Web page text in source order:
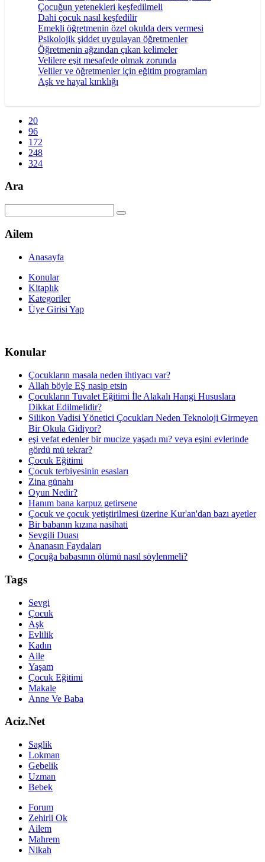
Çocuğun yetenekleri keşfedilmeli
Dahi çocuk nasıl keşfedilir
Emekli öğretmenin özel okulda ders vermesi
Psikolojik şiddet uygulayan öğretmenler
Öğretmenin ağzından çıkan kelimeler
Velilere eşit mesafede olmak zorunda
Veliler ve öğretmenler için eğitim programları
Aşk ve hayal kırıklığı
20
96
172
248
324
Ara
Ailem
Anasayfa
Konular
Kitaplık
Kategoriler
Üye Girisi Yap
Konular
Çocukların masala neden ihtiyacı var?
Allah böyle EŞ nasip etsin
Çocukların Tuvalet Eğitimi İle Alakalı Hangi Hususlara
Dikkat Edilmelidir?
Silikon Vadisi Yönetici Çocukları Neden Teknoloji Girmeyen
Bir Okula Gidiyor?
eşi vefat edenler bir mucize yaşadı mı? veya eşini evlerinde
gördü mü tekrar?
Çocuk Eğitimi
Çocuk terbiyesinin esasları
Zina günahı
Oyun Nedir?
Hanım bana karpuz getirsene
Çocuk ve çocuk yetiştirilmesi üzerine Kur'an'dan bazı ayetler
Bir babanın kızına nasihati
Sevgili Duası
Ananasın Faydaları
Çocuğa babasının ölümü nasıl söylenmeli?
Tags
Sevgi
Çocuk
Aşk
Evlilik
Kadın
Aile
Yaşam
Çocuk Eğitimi
Makale
Anne Ve Baba
Aciz.Net
Saglik
Lokman
Gebelik
Uzman
Bebek
Forum
Zehirli Ok
Ailem
Mahrem
Nikah